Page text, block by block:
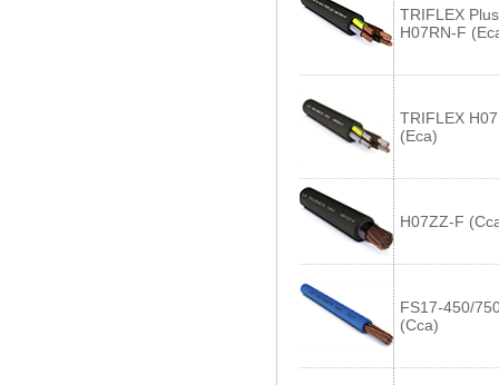
TRIFLEX Plus
H07RN-F
TRIFLEX
(Eca)
H07ZZ-F
FS17-450/
(Cca)